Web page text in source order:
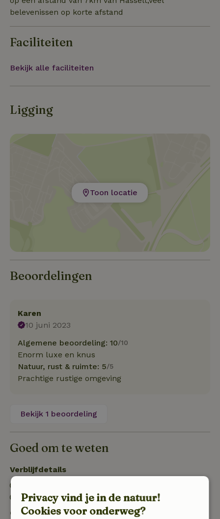
belevenissen op korte afstand
Faciliteiten
Bekijk alle faciliteiten
Ligging
Toon locatie
Beoordelingen
Karen
10 juni 2023
Algemene beoordeling: 10/10
Enorm luxe en knus
Natuur, rust & ruimte: 5/5
Prachtige rustige omgeving
Bekijk 1 beoordeling
Goed om te weten
Verblijfdetails
Uitchecken: 07:00- 11:00
Gratis annuleren binnen 7 dagen
Privacy vind je in de natuur!
Cookies voor onderweg?